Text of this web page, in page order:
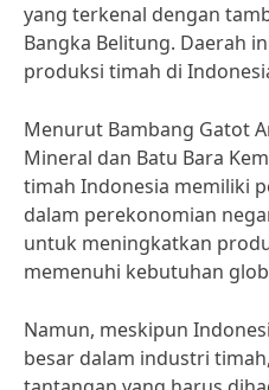
yang terkenal dengan
Bangka Belitung. Daerah
produksi timah di
Menurut Bambang Gatot
Mineral dan Batu Bara
timah Indonesia memiliki
dalam perekonomian
untuk meningkatkan
memenuhi kebutuhan
Namun, meskipun
besar dalam industri